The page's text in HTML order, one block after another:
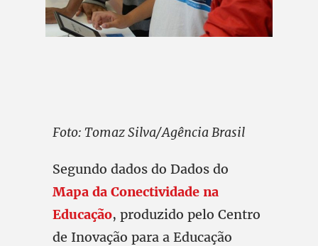
Foto: Tomaz Silva/Agência Brasil
Segundo dados do Dados do
Mapa da Conectividade na
Educação, produzido pelo Centro
de Inovação para a Educação